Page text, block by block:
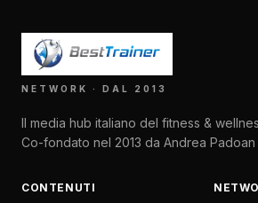
NETWORK · DAL 2013
Il media hub italiano del fitness &
Co-fondato nel 2013 da Andrea
CONTENUTI